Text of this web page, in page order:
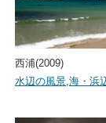
西浦(2009)
水辺の風景,海・浜